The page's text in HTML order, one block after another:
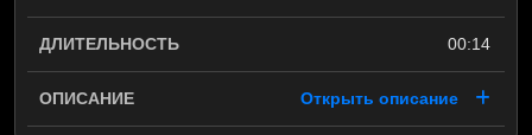
00:14
Открыть описание